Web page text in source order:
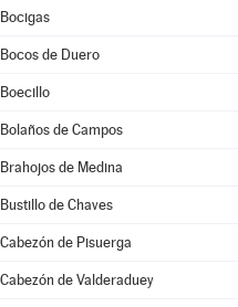
Bocigas
Bocos de Duero
Boecillo
Bolaños de Campos
Brahojos de Medina
Bustillo de Chaves
Cabezón de Pisuerga
Cabezón de Valderaduey